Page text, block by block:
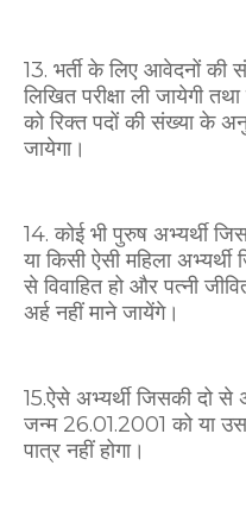
13. भर्ती के लिए आवेदनों की
लिखित परीक्षा ली जायेगी तथा
को रिक्त पदों की संख्या के
जायेगा।
14. कोई भी पुरुष अभ्यर्थी
या किसी ऐसी महिला
से विवाहित हो और पत्नी
अर्ह नहीं माने जायेंगे।
15.ऐसे अभ्यर्थी जिसकी दो
जन्म 26.01.2001 को या
पात्र नहीं होगा।